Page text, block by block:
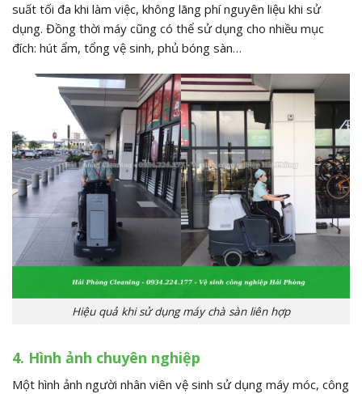
suất tối đa khi làm việc, không lãng phí nguyên liệu khi sử
dụng. Đồng thời máy cũng có thể sử dụng cho nhiều mục
đích: hút ẩm, tổng vệ sinh, phủ bóng sàn…
Hiệu quả khi sử dụng máy chà sàn liên hợp
4. Hình ảnh chuyên nghiệp
Một hình ảnh người nhân viên vệ sinh sử dụng máy móc, công